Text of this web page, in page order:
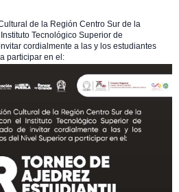
de la Región Centro Sur de la
Tecnológico Superior de
cordialmente a las y los estudiantes
participar en el: